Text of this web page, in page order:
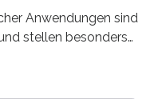
Anwendungen sind
stellen besonders
dar.